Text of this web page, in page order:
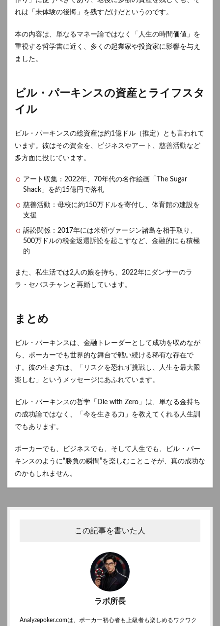
れは「未体験の後悔」を残すだけだというのです。
本の内容は、単なるマネー論ではなく「人生の時間価値」を
重視する哲学書に近く、多くの起業家や投資家に影響を与え
ました。
ビル・パーキンスの資産とライフスタ
イル
ビル・パーキンスの総資産は約1億ドル（推定）とも言われて
います。彼はその資金を、ビジネスやアート、慈善活動など
多方面に投じています。
アート収集：2022年、70年代の名作絵画「The Sugar
Shack」を約15億円で落札
慈善活動：母校に約150万ドルを寄付し、体育館の建設を
支援
訴訟関係：2017年には米領ヴァージン諸島を相手取り、
500万ドルの税金返還訴訟を起こすなど、金融的にも積極
的
また、私生活では2人の娘を持ち、2022年にダンサーのラ
ラ・セバスチャンと再婚しています。
まとめ
ビル・パーキンスは、金融トレーダーとして成功を収めなが
ら、ポーカーでも世界的な舞台で戦い続ける稀有な存在で
す。彼の生き方は、「リスクを恐れず挑戦し、人生を最大限
楽しむ」というメッセージにあふれています。
ビル・パーキンスの哲学「Die with Zero」は、単なる金持ち
の成功論ではなく、「今を生きる力」を教えてくれる人生訓
でもあります。
ポーカーでも、ビジネスでも、そして人生でも、ビル・パー
キンスのように“勝負の瞬間”を楽しむことこそが、真の成功な
のかもしれません。
この記事を書いた人
ラボ所長
Analyzepoker.comは、ポーカー初心者も上級者も楽しめるワクワク